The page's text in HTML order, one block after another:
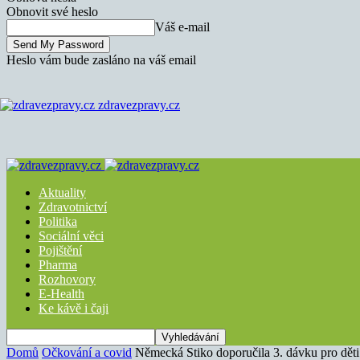
Obnovit své heslo
Váš e-mail
Heslo vám bude zasláno na váš email
zdravezpravy.cz
Aktuality
Zdravotnictví
Politika
Sociální věci
Pojištění
Pharma
Rozhovory
E-Health
Ke kávě i čaji
Domů Očkování a covid Německá Stiko doporučila 3. dávku pro